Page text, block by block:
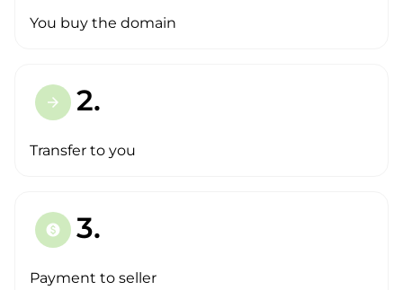
You buy the domain
arrow_forward 2.
Transfer to you
paid 3.
Payment to seller